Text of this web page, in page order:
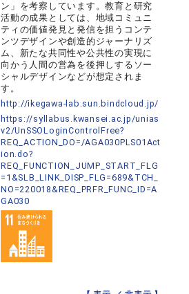
ン」を考察しています。教育と研究
活動の成果としては、地域コミュニ
ティの価値発見と発信を担うコンテ
ンツデザインや創造的ジャーナリズ
ム、新たな共同性や公共性の実現に
向かう人間の営為を後押しするソー
シャルデザインなどが想定されま
す。
http://ikegawa-lab.sun.bindcloud.jp/
https://syllabus.kwansei.ac.jp/unias
v2/UnSSOLoginControlFree?
REQ_ACTION_DO=/AGA030PLS01Act
ion.do?
REQ_FUNCTION_JUMP_START_FLG
=1&SLB_LINK_DISP_FLG=689&TCH_
NO=220018&REQ_PRFR_FUNC_ID=A
GA030